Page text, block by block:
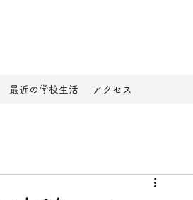
最近の学校生活 アクセス